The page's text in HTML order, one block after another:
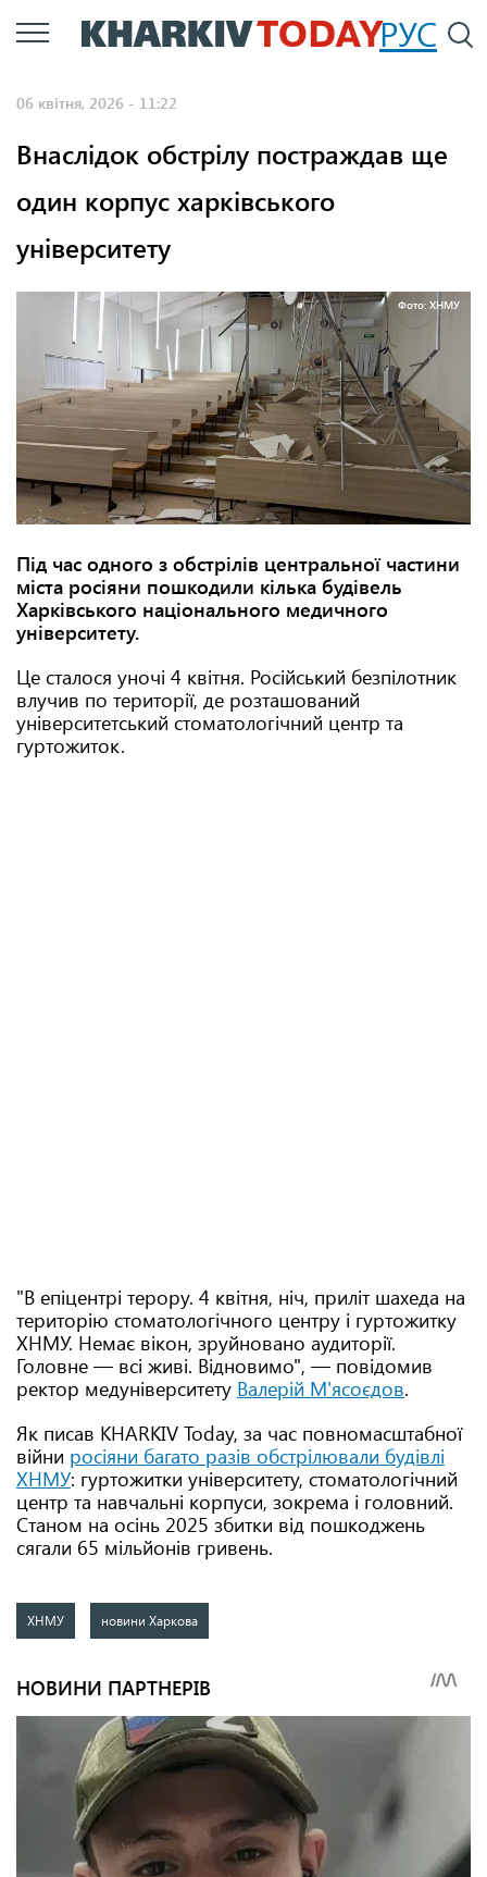
Перейти
до
РУС
06 квітня, 2026 - 11:22
Внаслідок обстрілу постраждав ще
один корпус харківського
університету
Фото: ХНМУ
Під час одного з обстрілів центральної частини
міста росіяни пошкодили кілька будівель
Харківського національного медичного
університету.
Це сталося уночі 4 квітня. Російський безпілотник
влучив по території, де розташований
університетський стоматологічний центр та
гуртожиток.
"В епіцентрі терору. 4 квітня, ніч, приліт шахеда на
територію стоматологічного центру і гуртожитку
ХНМУ. Немає вікон, зруйновано аудиторії.
Головне — всі живі. Відновимо", — повідомив
ректор медуніверситету Валерій М'ясоєдов.
Як писав KHARKIV Today, за час повномасштабної
війни росіяни багато разів обстрілювали будівлі
ХНМУ: гуртожитки університету, стоматологічний
центр та навчальні корпуси, зокрема і головний.
Станом на осінь 2025 збитки від пошкоджень
сягали 65 мільйонів гривень.
ХНМУ новини Харкова